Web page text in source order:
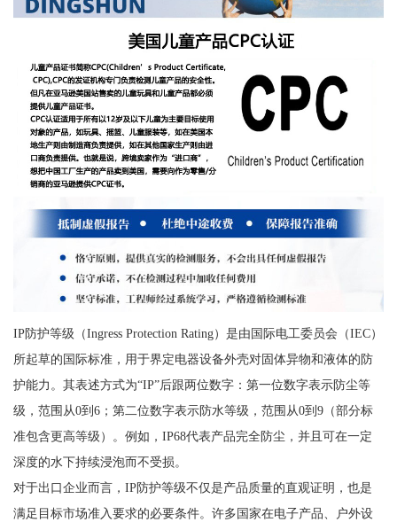
IP防护等级（Ingress Protection Rating）是由国际电工委员会（IEC）
所起草的国际标准，用于界定电器设备外壳对固体异物和液体的防
护能力。其表述方式为“IP”后跟两位数字：第一位数字表示防尘等
级，范围从0到6；第二位数字表示防水等级，范围从0到9（部分标
准包含更高等级）。例如，IP68代表产品完全防尘，并且可在一定
深度的水下持续浸泡而不受损。
对于出口企业而言，IP防护等级不仅是产品质量的直观证明，也是
满足目标市场准入要求的必要条件。许多国家在电子产品、户外设